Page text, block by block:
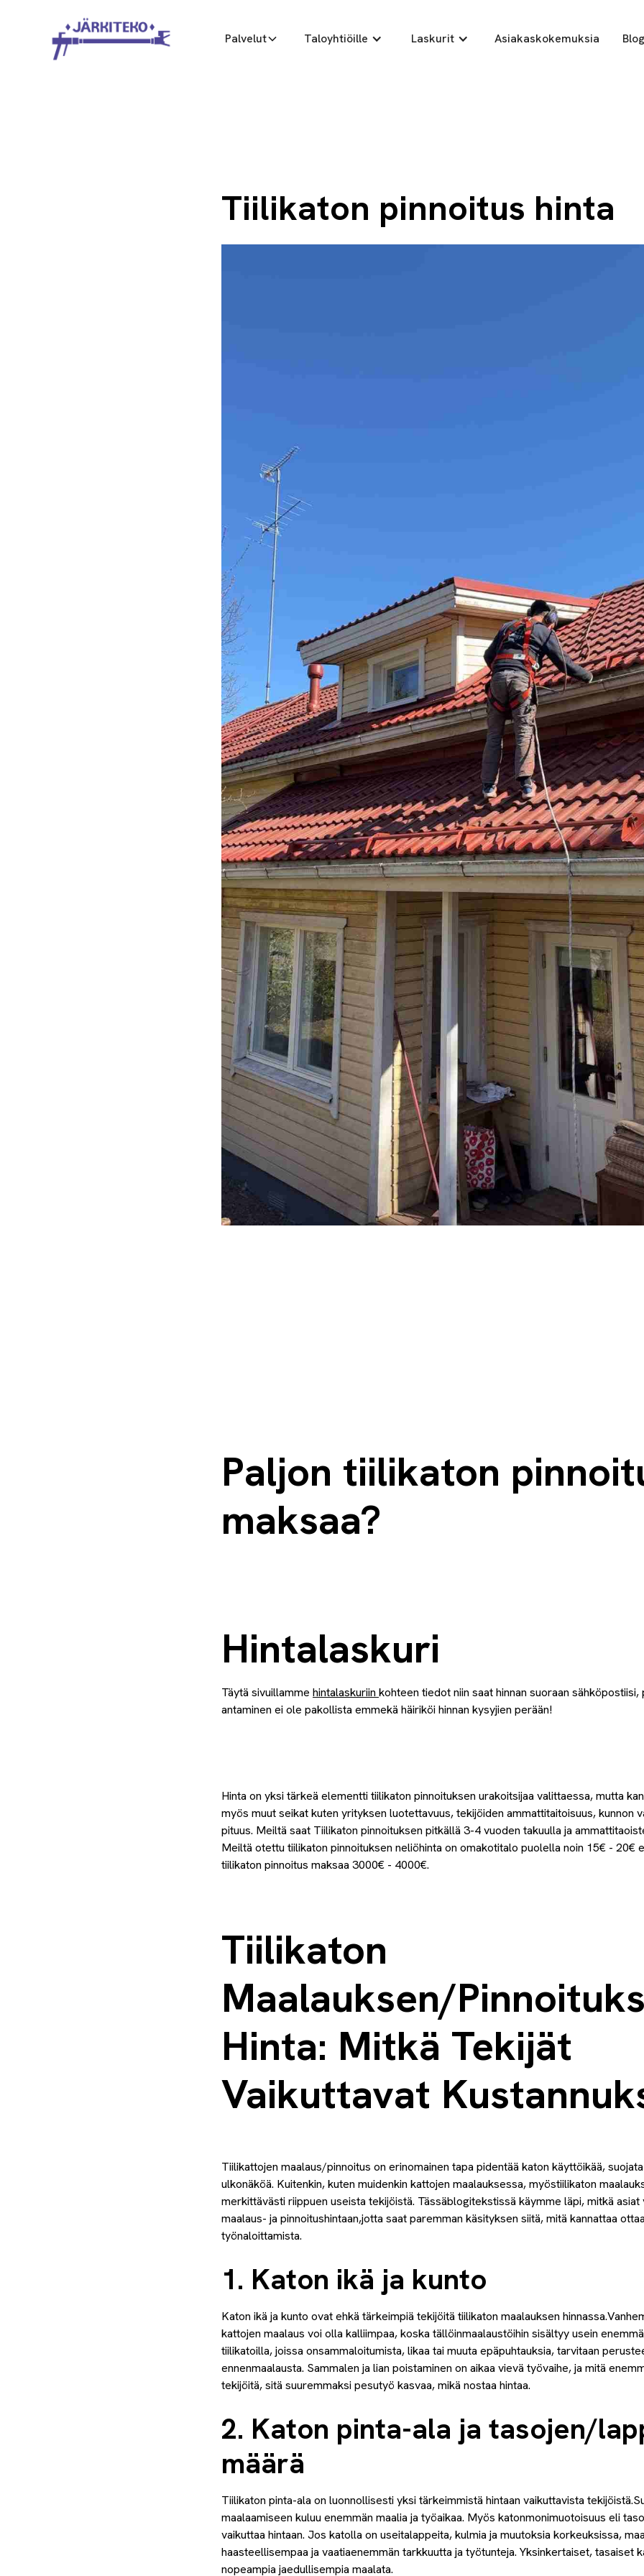
Palvelut Taloyhtiöille Laskurit Asiakaskokemuksia
Tiilikaton pinnoitus hinta
Paljon tiilikaton
maksaa?
Hintalaskuri
Täytä sivuillamme hintalaskuriin kohteen tiedot niin saat hinnan suoraan sähköpostiisi,
antaminen ei ole pakollista emmekä häiriköi hinnan kysyjien perään!
Hinta on yksi tärkeä elementti tiilikaton pinnoituksen urakoitsijaa valittaessa, mutta
myös muut seikat kuten yrityksen luotettavuus, tekijöiden ammattitaitoisuus, kunnon
pituus. Meiltä saat Tiilikaton pinnoituksen pitkällä 3-4 vuoden takuulla ja
Meiltä otettu tiilikaton pinnoituksen neliöhinta on omakotitalo puolella noin 15€ - 20€
tiilikaton pinnoitus maksaa 3000€ - 4000€.
Tiilikaton
Maalauksen/
Hinta: Mitkä Tekijät
Vaikuttavat
Tiilikattojen maalaus/pinnoitus on erinomainen tapa pidentää katon käyttöikää,
ulkonäköä. Kuitenkin, kuten muidenkin kattojen maalauksessa, myöstiilikaton
merkittävästi riippuen useista tekijöistä. Tässäblogitekstissä käymme läpi, mitkä
maalaus- ja pinnoitushintaan,jotta saat paremman käsityksen siitä, mitä kannattaa
työnaloittamista.
1. Katon ikä ja kunto
Katon ikä ja kunto ovat ehkä tärkeimpiä tekijöitä tiilikaton maalauksen
kattojen maalaus voi olla kalliimpaa, koska tällöinmaalaustöihin sisältyy usein
tiilikatoilla, joissa onsammaloitumista, likaa tai muuta epäpuhtauksia, tarvitaan
ennenmaalausta. Sammalen ja lian poistaminen on aikaa vievä työvaihe, ja mitä
tekijöitä, sitä suuremmaksi pesutyö kasvaa, mikä nostaa hintaa.
2. Katon pinta-ala ja tasojen/
määrä
Tiilikaton pinta-ala on luonnollisesti yksi tärkeimmistä hintaan vaikuttavista
maalaamiseen kuluu enemmän maalia ja työaikaa. Myös katonmonimuotoisuus eli
vaikuttaa hintaan. Jos katolla on useitalappeita, kulmia ja muutoksia korkeuksissa,
haasteellisempaa ja vaatiaenemmän tarkkuutta ja työtunteja. Yksinkertaiset, tasaiset
nopeampia jaedullisempia maalata.